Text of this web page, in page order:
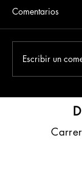
Comentarios
Escribir un